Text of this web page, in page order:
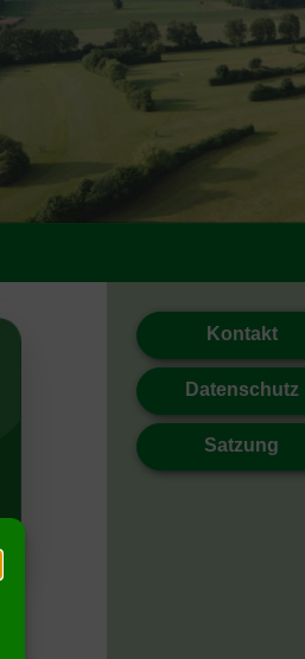
Kontakt
Datenschutz
Satzung